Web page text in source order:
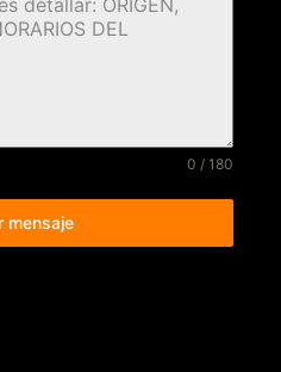
0 / 180
mensaje